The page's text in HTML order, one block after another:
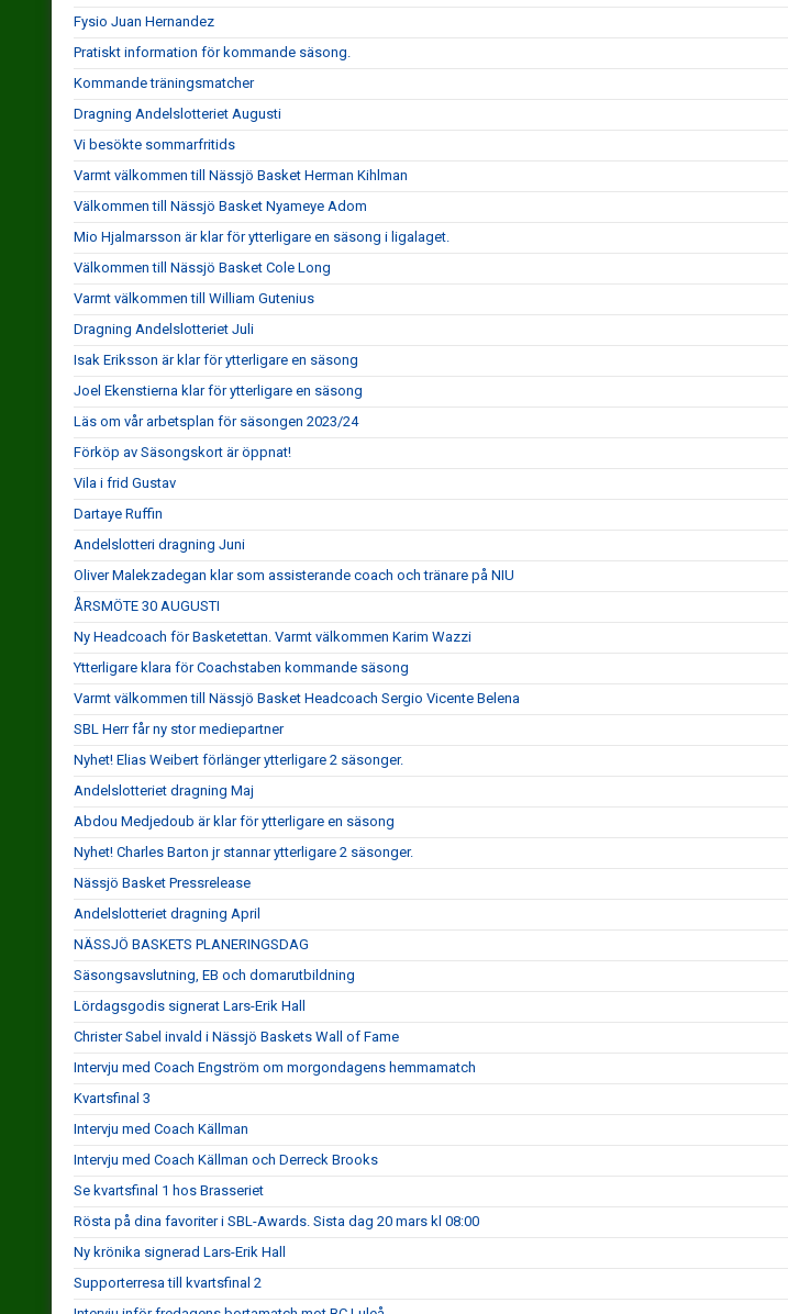
Fysio Juan Hernandez
Pratiskt information för kommande säsong.
Kommande träningsmatcher
Dragning Andelslotteriet Augusti
Vi besökte sommarfritids
Varmt välkommen till Nässjö Basket Herman Kihlman
Välkommen till Nässjö Basket Nyameye Adom
Mio Hjalmarsson är klar för ytterligare en säsong i ligalaget.
Välkommen till Nässjö Basket Cole Long
Varmt välkommen till William Gutenius
Dragning Andelslotteriet Juli
Isak Eriksson är klar för ytterligare en säsong
Joel Ekenstierna klar för ytterligare en säsong
Läs om vår arbetsplan för säsongen 2023/24
Förköp av Säsongskort är öppnat!
Vila i frid Gustav
Dartaye Ruffin
Andelslotteri dragning Juni
Oliver Malekzadegan klar som assisterande coach och tränare på NIU
ÅRSMÖTE 30 AUGUSTI
Ny Headcoach för Basketettan. Varmt välkommen Karim Wazzi
Ytterligare klara för Coachstaben kommande säsong
Varmt välkommen till Nässjö Basket Headcoach Sergio Vicente Belena
SBL Herr får ny stor mediepartner
Nyhet! Elias Weibert förlänger ytterligare 2 säsonger.
Andelslotteriet dragning Maj
Abdou Medjedoub är klar för ytterligare en säsong
Nyhet! Charles Barton jr stannar ytterligare 2 säsonger.
Nässjö Basket Pressrelease
Andelslotteriet dragning April
NÄSSJÖ BASKETS PLANERINGSDAG
Säsongsavslutning, EB och domarutbildning
Lördagsgodis signerat Lars-Erik Hall
Christer Sabel invald i Nässjö Baskets Wall of Fame
Intervju med Coach Engström om morgondagens hemmamatch
Kvartsfinal 3
Intervju med Coach Källman
Intervju med Coach Källman och Derreck Brooks
Se kvartsfinal 1 hos Brasseriet
Rösta på dina favoriter i SBL-Awards. Sista dag 20 mars kl 08:00
Ny krönika signerad Lars-Erik Hall
Supporterresa till kvartsfinal 2